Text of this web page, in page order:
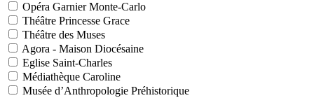
Opéra Garnier Monte-Carlo
Théâtre Princesse Grace
Théâtre des Muses
Agora - Maison Diocésaine
Eglise Saint-Charles
Médiathèque Caroline
Musée d’Anthropologie Préhistorique